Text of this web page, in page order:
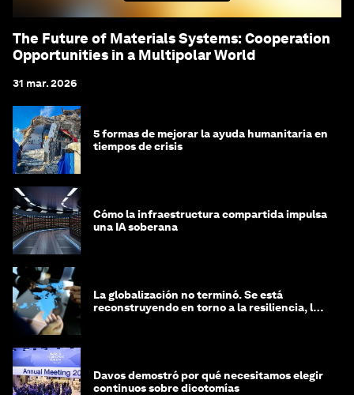
The Future of Materials Systems: Cooperation
Opportunities in a Multipolar World
31 mar. 2026
5 formas de mejorar la ayuda humanitaria en
tiempos de crisis
Cómo la infraestructura compartida impulsa
una IA soberana
La globalización no terminó. Se está
reconstruyendo en torno a la resiliencia, las
Davos demostró por qué necesitamos elegir
continuos sobre dicotomías